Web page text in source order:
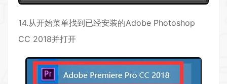
14.从开始菜单找到已经安装的Adobe Photoshop
CC 2018并打开